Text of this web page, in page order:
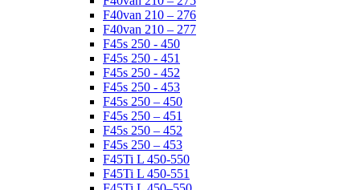
F40van 210 – 276
F40van 210 – 277
F45s 250 - 450
F45s 250 - 451
F45s 250 - 452
F45s 250 - 453
F45s 250 – 450
F45s 250 – 451
F45s 250 – 452
F45s 250 – 453
F45Ti L 450-550
F45Ti L 450-551